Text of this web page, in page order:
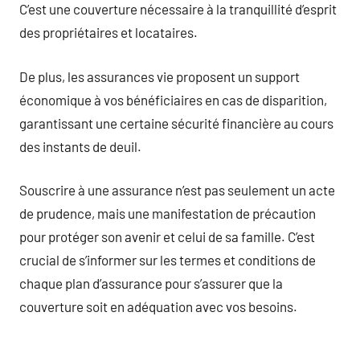
C’est une couverture nécessaire à la tranquillité d’esprit
des propriétaires et locataires.
De plus, les assurances vie proposent un support
économique à vos bénéficiaires en cas de disparition,
garantissant une certaine sécurité financière au cours
des instants de deuil.
Souscrire à une assurance n’est pas seulement un acte
de prudence, mais une manifestation de précaution
pour protéger son avenir et celui de sa famille. C’est
crucial de s’informer sur les termes et conditions de
chaque plan d’assurance pour s’assurer que la
couverture soit en adéquation avec vos besoins.